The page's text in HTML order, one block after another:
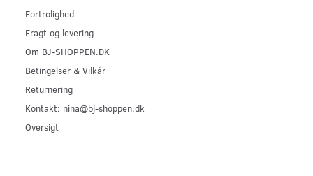
Fortrolighed
Fragt og levering
Om BJ-SHOPPEN.DK
Betingelser & Vilkår
Returnering
Kontakt: nina@bj-shoppen.dk
Oversigt